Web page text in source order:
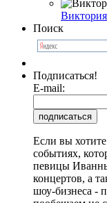
Поиск
Подписаться!
E-mail:
Если вы
событиях,
певицы
концертов, а
шоу-бизнеса -